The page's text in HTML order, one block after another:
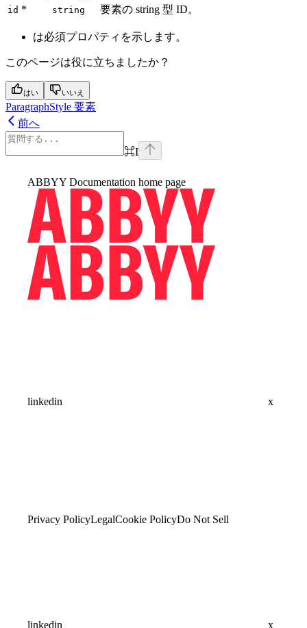
id * string 要素の string 型 ID。
は必須プロパティを示します。
このページは役に立ちましたか？
はい いいえ
ParagraphStyle 要素
前へ
⌘I
ABBYY Documentation home page
linkedin x
Privacy PolicyLegalCookie PolicyDo Not Sell
linkedin x